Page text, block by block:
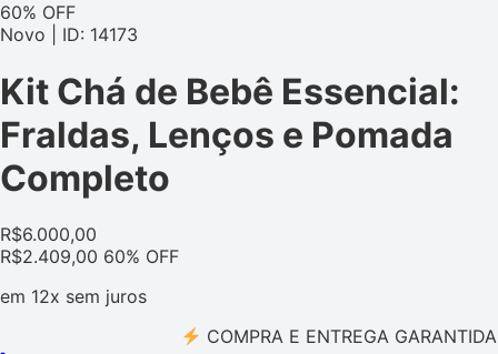
60% OFF
Novo | ID: 14173
Kit Chá de Bebê Essencial:
Fraldas, Lenços e Pomada
Completo
R$6.000,00
R$2.409,00 60% OFF
em 12x sem juros
COMPRA E ENTREGA GARANTIDA